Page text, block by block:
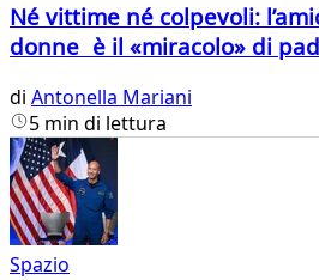
Né vittime né colpevoli:
donne è il «miracolo» di
di Antonella Mariani
5 min di lettura
Spazio